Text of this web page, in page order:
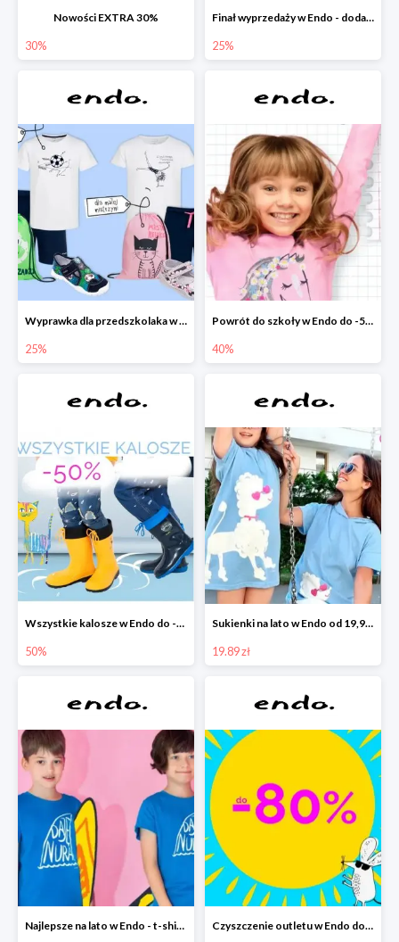
Nowości EXTRA 30%
30%
Finał wyprzedaży w Endo - dodatkowe 25% rabatu w Endo
25%
Wyprawka dla przedszkolaka w Endo do -25%
25%
Powrót do szkoły w Endo do -50%
40%
Wszystkie kalosze w Endo do -50%
50%
Sukienki na lato w Endo od 19,90 zł
19.89 zł
Najlepsze na lato w Endo - t-shirty od 9,90 zł i krótkie spodenki od 19,90 zł Czyszczenie outletu w Endo do -80%